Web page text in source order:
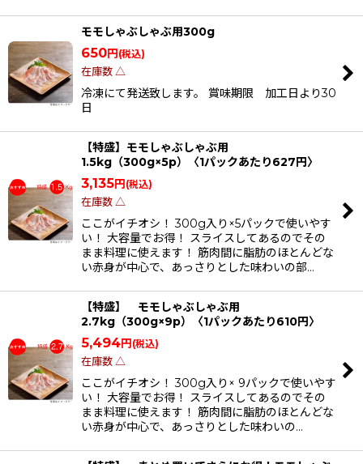
モモしゃぶしゃぶ用300g
650円 (税込)
在庫数 △
冷凍にて発送致します。 賞味期限 加工日より30
日
【特盛】モモしゃぶしゃぶ用
1.5kg（300g×5p）〈1パックあたり627円〉
3,135円 (税込)
在庫数 △
ここがイチオシ！ 300g入り×5パックで使いやす
い！ 大容量でお得！ スライスしてあるのでその
まま料理に使えます！ 筋肉間に脂肪のほとんどな
い赤身が中心で、あっさりとした味わいの部…
【特盛】 モモしゃぶしゃぶ用
2.7kg（300g×9p）〈1パックあたり610円〉
5,494円 (税込)
在庫数 △
ここがイチオシ！ 300g入り× 9パックで使いやす
い！ 大容量でお得！ スライスしてあるのでその
まま料理に使えます！ 筋肉間に脂肪のほとんどな
い赤身が中心で、あっさりとした味わいの…